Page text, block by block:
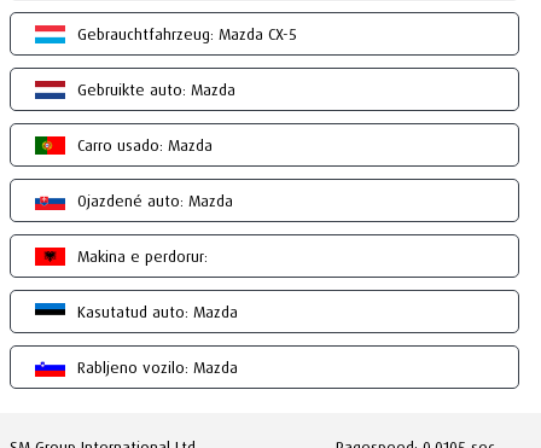
Gebrauchtfahrzeug: Mazda CX-5
Gebruikte auto: Mazda
Carro usado: Mazda
Ojazdené auto: Mazda
Makina e perdorur:
Kasutatud auto: Mazda
Rabljeno vozilo: Mazda